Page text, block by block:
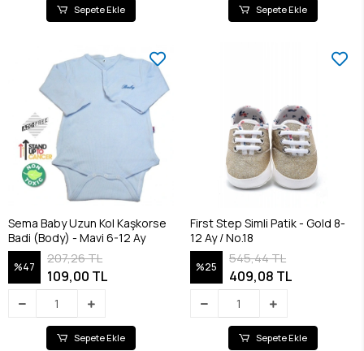
Sepete Ekle Sepete Ekle
Sema Baby Uzun Kol Kaşkorse
Badi (Body) - Mavi 6-12 Ay
%47
207,26 TL
109,00 TL
Sepete Ekle
First Step Simli Patik - Gold 8-
12 Ay / No.18
%25
545,44 TL
409,08 TL
Sepete Ekle